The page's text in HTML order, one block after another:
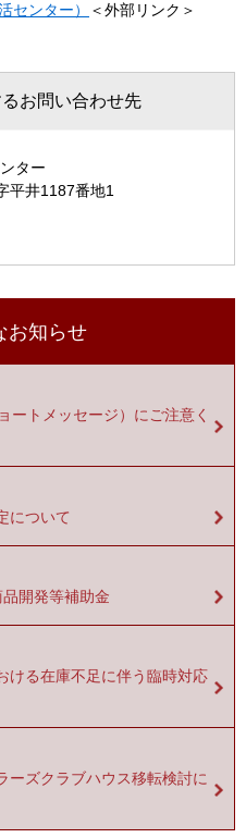
センター） ＜外部リンク＞
お問い合わせ先
ター
平井1187番地1
お知らせ
ートメッセージ）にご注意く
について
開発等補助金
ける在庫不足に伴う臨時対応
ーズクラブハウス移転検討に